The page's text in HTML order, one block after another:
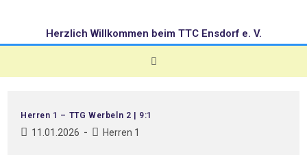
Herzlich Willkommen beim TTC Ensdorf e. V.
Herren 1 – TTG Werbeln 2 | 9:1
11.01.2026 Herren 1